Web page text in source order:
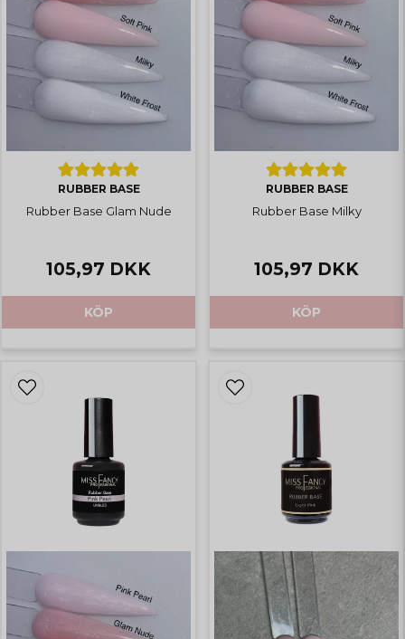
RUBBER BASE
Rubber Base Glam Nude
105,97 DKK
KÖP
RUBBER BASE
Rubber Base Milky
105,97 DKK
KÖP